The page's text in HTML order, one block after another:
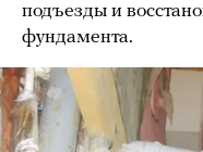
подъезды и
фундамента.